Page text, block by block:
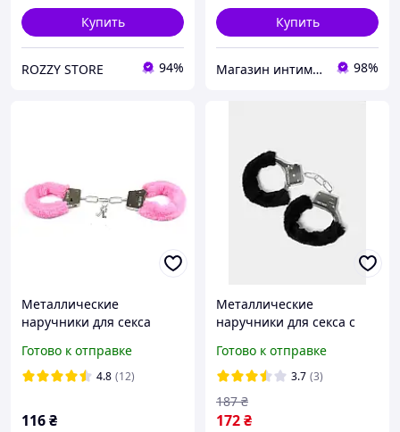
Купить
ROZZY STORE 94%
Купить
Магазин интимных товаров "WeLove" 98%
Металлические
наручники для секса
Готово к отправке
4.8 (12)
116₴
Металлические
наручники для секса с
ролевых игр пушистые
наручник с ключиками
черные
Готово к отправке
3.7 (3)
172₴
187 ₴